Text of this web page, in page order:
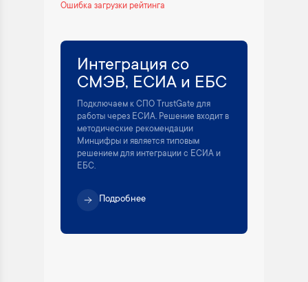
Ошибка загрузки рейтинга
Интеграция со
СМЭВ, ЕСИА и ЕБС
Подключаем к СПО TrustGate для
работы через ЕСИА. Решение входит в
методические рекомендации
Минцифры и является типовым
решением для интеграции с ЕСИА и
ЕБС.
Подробнее